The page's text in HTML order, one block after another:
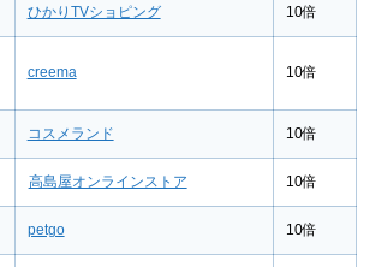
ひかりTVショピング 10倍
creema 10倍
コスメランド 10倍
高島屋オンラインストア 10倍
petgo 10倍